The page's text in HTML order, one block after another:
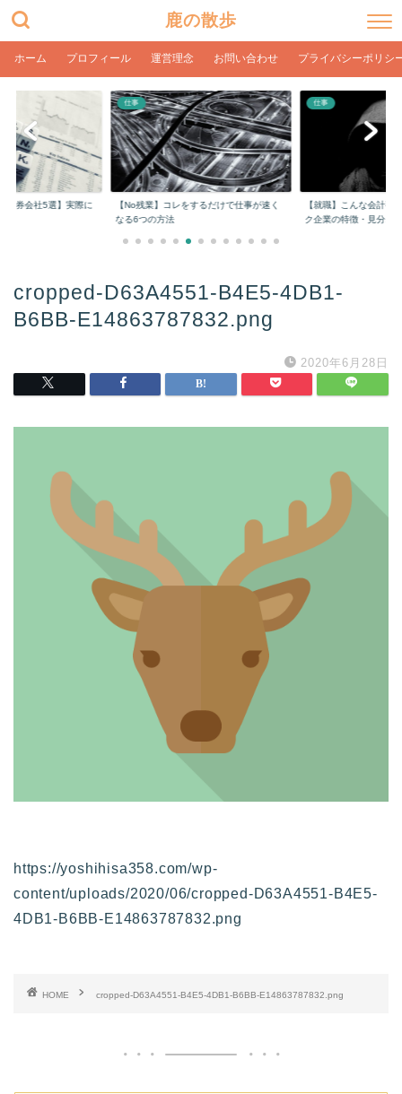
鹿の散歩
ホーム プロフィール 運営理念 お問い合わせ プライバシーポリシ
証券会社5選】実際に
仕事
【No残業】コレをするだけで仕事が速く
なる6つの方法
仕事
【就職】こんな会計事
ク企業の特徴・見分...
cropped-D63A4551-B4E5-4DB1-
B6BB-E14863787832.png
2020年6月28日
https://yoshihisa358.com/wp-
content/uploads/2020/06/cropped-D63A4551-B4E5-
4DB1-B6BB-E14863787832.png
HOME cropped-D63A4551-B4E5-4DB1-B6BB-E14863787832.png